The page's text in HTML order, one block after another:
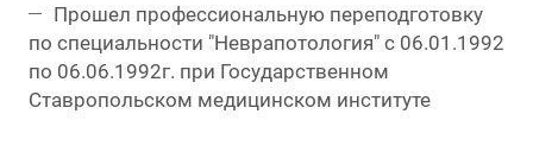
Прошел профессиональную переподготовку
по специальности "Неврапотология" с 06.01.1992
по 06.06.1992г. при Государственном
Ставропольском медицинском институте